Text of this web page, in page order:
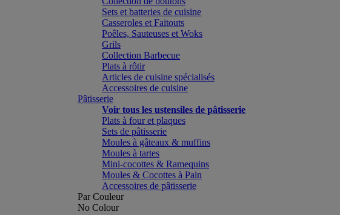
Sets et batteries de cuisine
Casseroles et Faitouts
Poêles, Sauteuses et Woks
Grils
Collection Barbecue
Plats à rôtir
Articles de cuisine spécialisés
Accessoires de cuisine
Pâtisserie
Voir tous les ustensiles de pâtisserie
Plats à four et plaques
Sets de pâtisserie
Moules à gâteaux & muffins
Moules à tartes
Mini-cocottes & Ramequins
Moules & Cocottes à Pain
Accessoires de pâtisserie
Par Couleur
No Colour